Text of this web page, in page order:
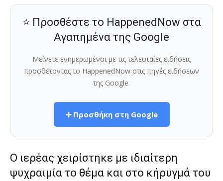
⭐ Προσθέστε το HappenedNow στα
Αγαπημένα της Google
Μείνετε ενημερωμένοι με τις τελευταίες ειδήσεις
προσθέτοντας το HappenedNow στις πηγές ειδήσεων
της Google.
➕ Προσθήκη στη Google
Ο ιερέας χειρίστηκε με ιδιαίτερη
ψυχραιμία το θέμα και στο κήρυγμά του